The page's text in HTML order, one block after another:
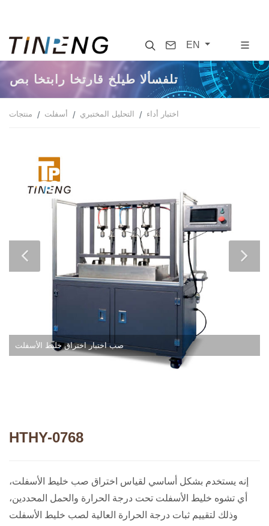
SearchContact
EN
صب اختبار اختراق خليط الأسفلت
منتجات أسفلت التحليل المختبري اختبار أداء
صب اختبار اختراق خليط الأسفلت
HTHY-0768
إنه يستخدم بشكل أساسي لقياس اختراق صب خليط الأسفلت،
أي تشوه خليط الأسفلت تحت درجة الحرارة والحمل المحددين،
وذلك لتقييم ثبات درجة الحرارة العالية لصب خليط الأسفلت